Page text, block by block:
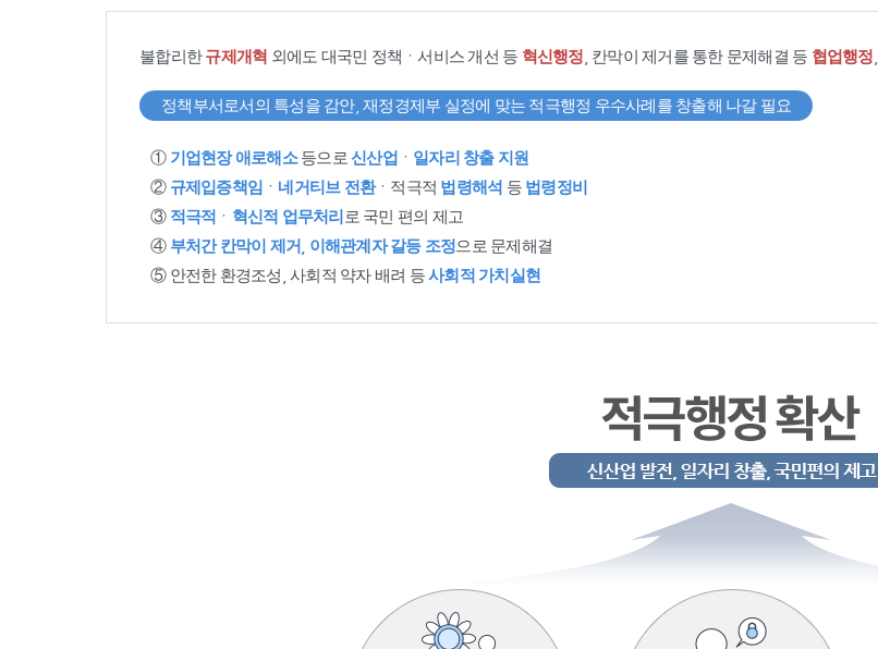
불합리한규제개혁 외에도 대국민 정책ㆍ서비스 개선 등 혁신행정 , 칸막이 제거를 통한 문제해결 등 협업행정
정책부서로서의 특성을 감안, 재정경제부 실정에 맞는 적극행정 우수사례를 창출해 나갈 필요
① 기업현장 애로해소등으로 신산업 ㆍ 일자리 창출 지원
② 규제입증책임 ㆍ 네거티브 전환ㆍ적극적 법령해석 등 법령정비
③ 적극적 ㆍ 혁신적 업무처리 로 국민 편의 제고
④ 부처간 칸막이 제거, 이해관계자 갈등 조정으로 문제해결
⑤ 안전한 환경조성, 사회적 약자 배려 등사회적 가치실현